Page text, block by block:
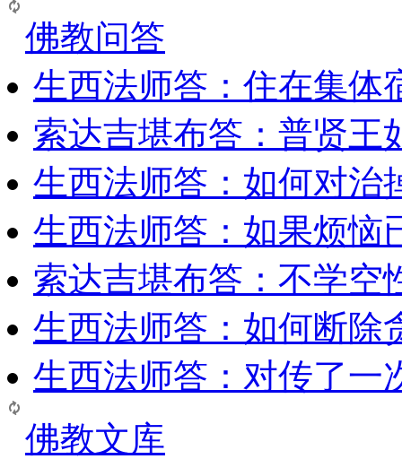
佛教问答
生西法师答：住在集体
索达吉堪布答：普贤王
生西法师答：如何对治
生西法师答：如果烦恼
索达吉堪布答：​不学空
生西法师答：如何断除
生西法师答：对传了一
佛教文库